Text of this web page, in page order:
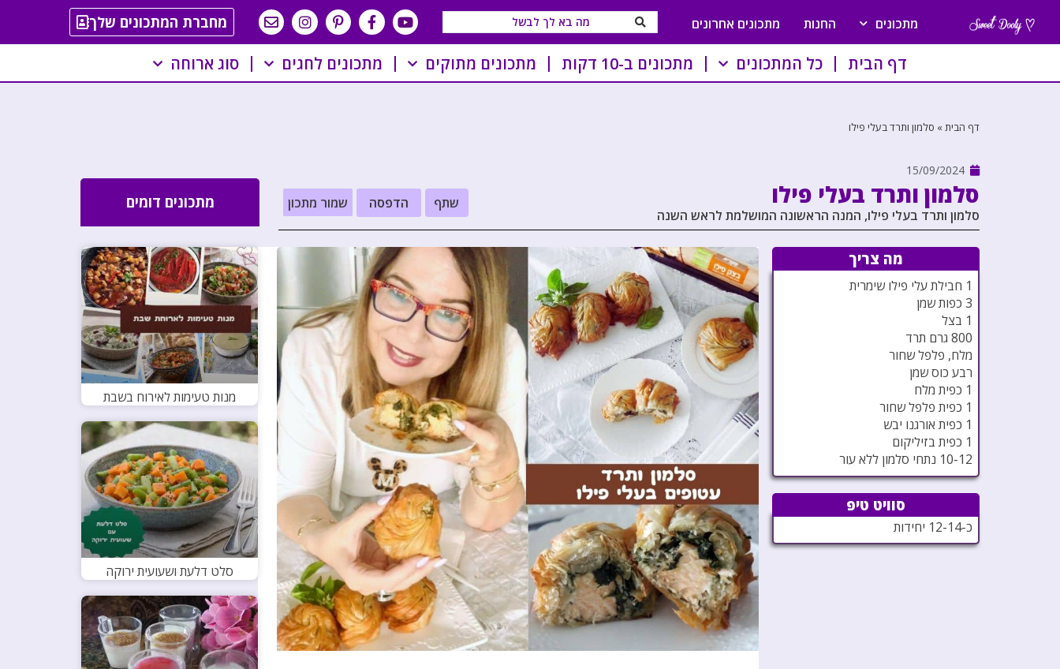
מתכונים החנות מתכונים אחרונים מחברת המתכונים שלך
דף הבית כל המתכונים מתכונים ב-10 דקות מתכונים מתוקים מתכונים לחגים סוג ארוחה
דף הבית» סלמון ותרד בעלי פילו
15/09/2024
סלמון ותרד בעלי פילו
סלמון ותרד בעלי פילו, המנה הראשונה המושלמת לראש השנה
שתף הדפסה שמור מתכון מתכונים דומים
מה צריך
1 חבילת עלי פילו שימרית
3 כפות שמן
1 בצל
800 גרם תרד
מלח, פלפל שחור
רבע כוס שמן
1 כפית מלח
1 כפית פלפל שחור
1 כפית אורגנו יבש
1 כפית בזיליקום
10-12 נתחי סלמון ללא עור
סוויט טיפ
כ-12-14 יחידות
מנות טעימות לאירוח בשבת
סלט דלעת ושעועית ירוקה